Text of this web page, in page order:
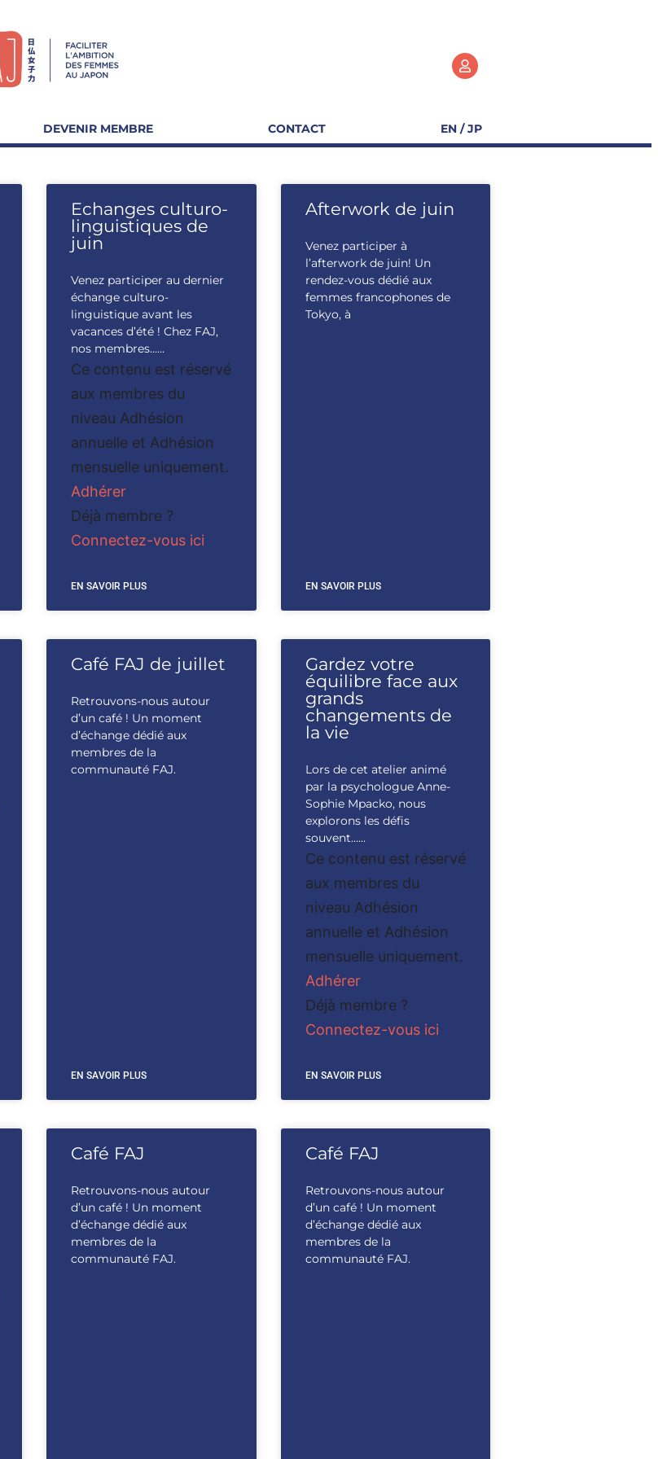
DEVENIR MEMBRE CONTACT EN / JP
Echanges culturo-
linguistiques de
juin
Venez participer au dernier
échange culturo-
linguistique avant les
vacances d’été ! Chez FAJ,
nos membres…...
Ce contenu est réservé
aux membres du
niveau Adhésion
annuelle et Adhésion
mensuelle uniquement.
Adhérer
Déjà membre ?
Connectez-vous ici
EN SAVOIR PLUS
Afterwork de juin
Venez participer à
l’afterwork de juin! Un
rendez-vous dédié aux
femmes francophones de
Tokyo, à
EN SAVOIR PLUS
Café FAJ de juillet
Retrouvons-nous autour
d’un café ! Un moment
d’échange dédié aux
membres de la
communauté FAJ.
EN SAVOIR PLUS
Gardez votre
équilibre face aux
grands
changements de
la vie
Lors de cet atelier animé
par la psychologue Anne-
Sophie Mpacko, nous
explorons les défis
souvent…...
Ce contenu est réservé
aux membres du
niveau Adhésion
annuelle et Adhésion
mensuelle uniquement.
Adhérer
Déjà membre ?
Connectez-vous ici
EN SAVOIR PLUS
Café FAJ
Retrouvons-nous autour
d’un café ! Un moment
d’échange dédié aux
membres de la
communauté FAJ.
Café FAJ
Retrouvons-nous autour
d’un café ! Un moment
d’échange dédié aux
membres de la
communauté FAJ.